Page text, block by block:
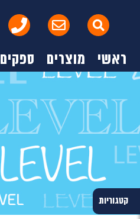
ראשי מוצרים ספקים
קטגוריות